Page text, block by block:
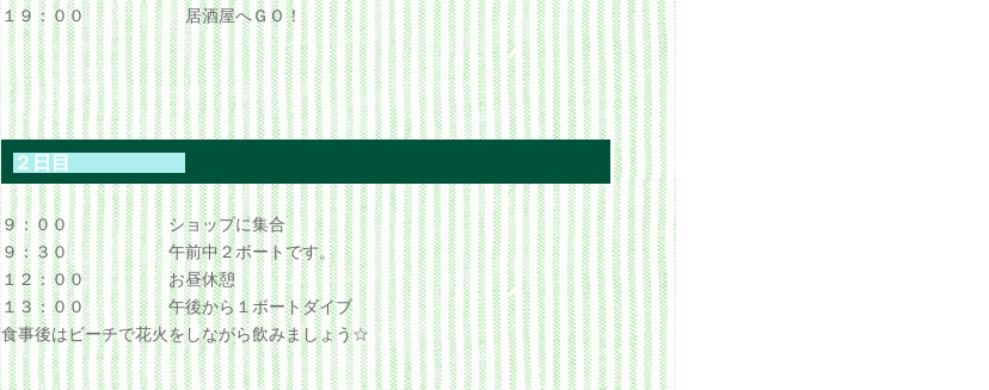
１９：００ 居酒屋へＧＯ！
２日目
９：００ ショップに集合
９：３０ 午前中２ボートです。
１２：００ お昼休憩
１３：００ 午後から１ボートダイブ
食事後はビーチで花火をしながら飲みましょう☆